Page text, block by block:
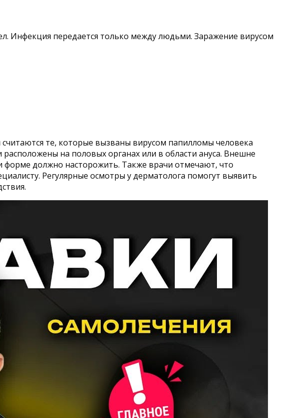
Инфекция передается только между людьми. Заражение вирусом
те, которые вызваны вирусом папилломы человека
на половых органах или в области ануса. Внешне
форме должно насторожить. Также врачи отмечают, что
Регулярные осмотры у дерматолога помогут выявить